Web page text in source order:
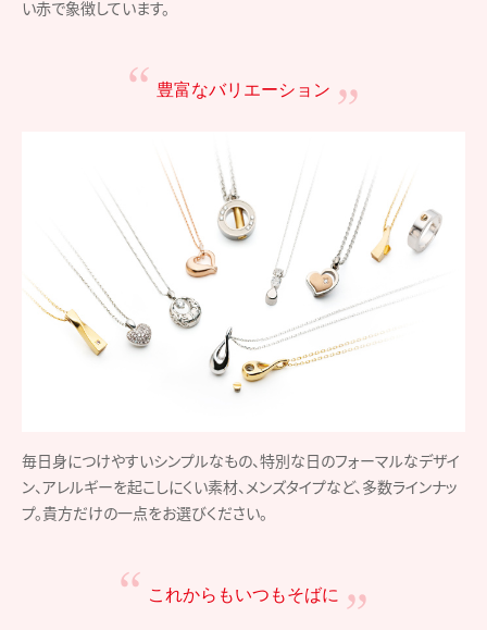
い赤で象徴しています。
豊富なバリエーション
毎日身につけやすいシンプルなもの、特別な日のフォーマルなデザイ
ン、アレルギーを起こしにくい素材、メンズタイプなど、多数ラインナッ
プ。貴方だけの一点をお選びください。
これからもいつもそばに